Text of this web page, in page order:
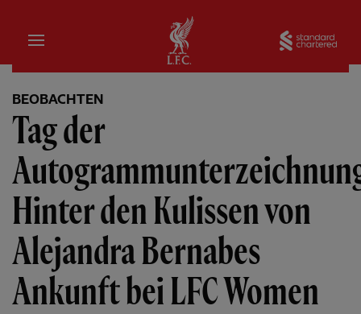
Startseite
BEOBACHTEN
Tag der
Hinter den Kulissen von
Alejandra Bernabes
Ankunft bei LFC Women